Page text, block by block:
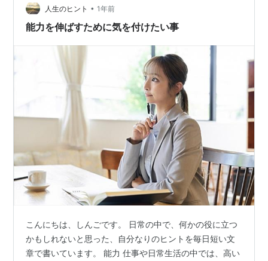
しめなくなったんじゃないかなどと考えてしまうと、残
念な気分がさらに増幅します。 再び楽しい事…
人生のヒント • 1年前
能力を伸ばすために気を付けたい事
こんにちは、しんごです。 日常の中で、何かの役に立つ
かもしれないと思った、自分なりのヒントを毎日短い文
章で書いています。 能力 仕事や日常生活の中では、高い